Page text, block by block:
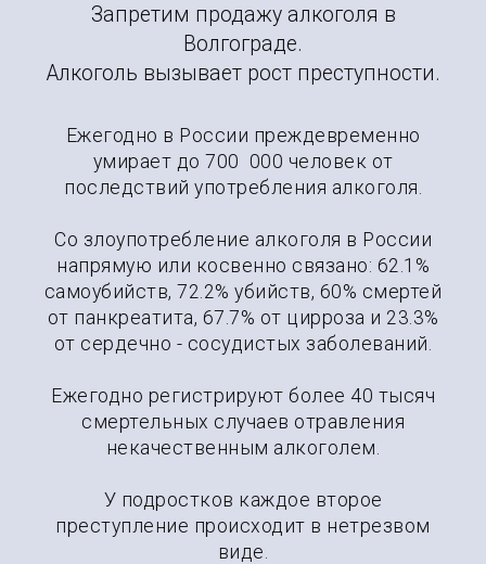
Запретим продажу алкоголя в
Волгограде.
Алкоголь вызывает рост преступности.
Ежегодно в России преждевременно
умирает до 700 000 человек от
последствий употребления алкоголя.
Со злоупотребление алкоголя в России
напрямую или косвенно связано: 62.1%
самоубийств, 72.2% убийств, 60% смертей
от панкреатита, 67.7% от цирроза и 23.3%
от сердечно - сосудистых заболеваний.
Ежегодно регистрируют более 40 тысяч
смертельных случаев отравления
некачественным алкоголем.
У подростков каждое второе
преступление происходит в нетрезвом
виде.